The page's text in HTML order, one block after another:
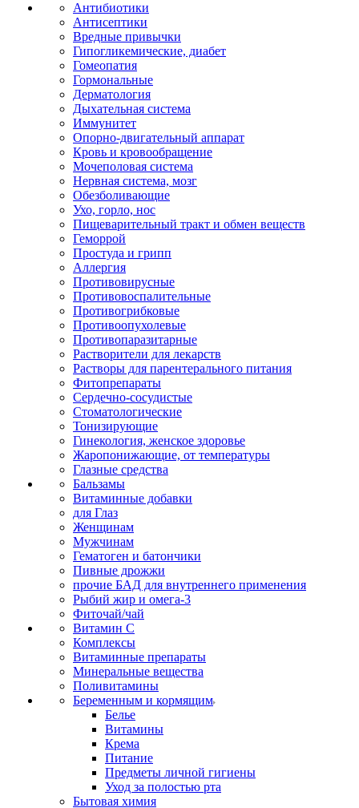
Антибиотики
Антисептики
Вредные привычки
Гипогликемические, диабет
Гомеопатия
Гормональные
Дерматология
Дыхательная система
Иммунитет
Опорно-двигательный аппарат
Кровь и кровообращение
Мочеполовая система
Нервная система, мозг
Обезболивающие
Ухо, горло, нос
Пищеварительный тракт и обмен веществ
Геморрой
Простуда и грипп
Аллергия
Противовирусные
Противовоспалительные
Противогрибковые
Противоопухолевые
Противопаразитарные
Растворители для лекарств
Растворы для парентерального питания
Фитопрепараты
Сердечно-сосудистые
Стоматологические
Тонизирующие
Гинекология, женское здоровье
Жаропонижающие, от температуры
Глазные средства
Бальзамы
Витаминные добавки
для Глаз
Женщинам
Мужчинам
Гематоген и батончики
Пивные дрожжи
прочие БАД для внутреннего применения
Рыбий жир и омега-3
Фиточай/чай
Витамин С
Комплексы
Витаминные препараты
Минеральные вещества
Поливитамины
Беременным и кормящим
Белье
Витамины
Крема
Питание
Предметы личной гигиены
Уход за полостью рта
Бытовая химия